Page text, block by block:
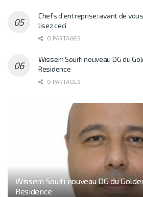
Chefs d’entreprise: avant de
lisez ceci
0 PARTAGES
Wissem Souifi nouveau DG du
Residence
0 PARTAGES
Wissem Souifi nouveau DG du
Residence